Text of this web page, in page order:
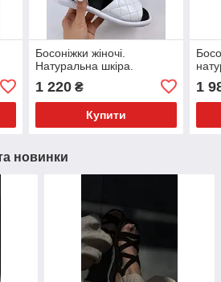
Босоніжки жіночі.
Натуральна шкіра.
1 220₴
Купити
1
новинки